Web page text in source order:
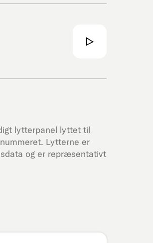
lytterpanel lyttet til
Lytterne er
og er repræsentativt